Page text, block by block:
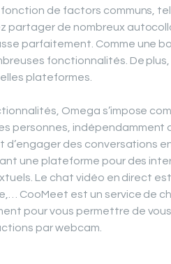
de factors communs,
partager de nombreux
parfaitement. Comme une
fonctionnalités. De plus,
plateformes.
Omega s’impose
personnes, indépendamment
d’engager des conversations
une plateforme pour des
Le chat vidéo en direct
CooMeet est un service de
pour vous permettre de
par webcam.